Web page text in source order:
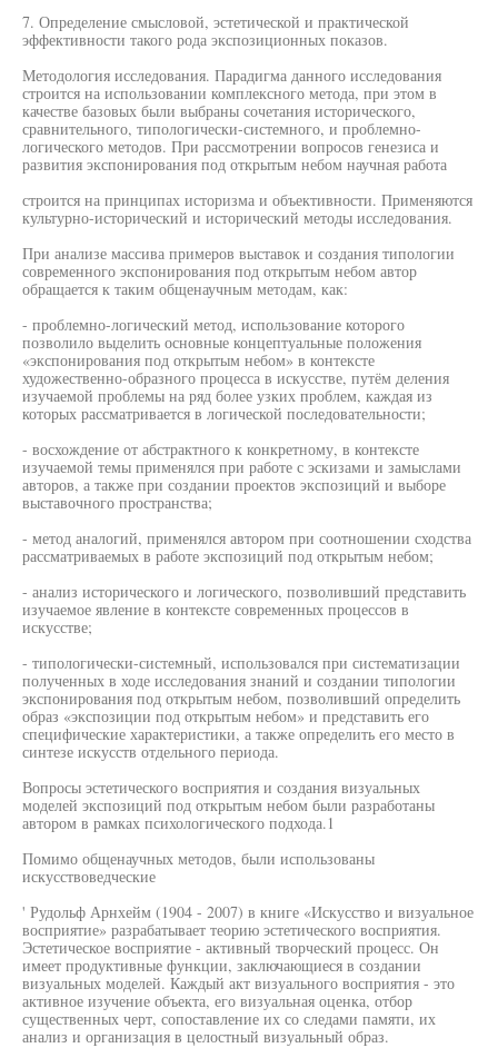
7. Определение смысловой, эстетической и практической
эффективности такого рода экспозиционных показов.
Методология исследования. Парадигма данного исследования
строится на использовании комплексного метода, при этом в
качестве базовых были выбраны сочетания исторического,
сравнительного, типологически-системного, и проблемно-
логического методов. При рассмотрении вопросов генезиса и
развития экспонирования под открытым небом научная работа
строится на принципах историзма и объективности. Применяются
культурно-исторический и исторический методы исследования.
При анализе массива примеров выставок и создания типологии
современного экспонирования под открытым небом автор
обращается к таким общенаучным методам, как:
- проблемно-логический метод, использование которого
позволило выделить основные концептуальные положения
«экспонирования под открытым небом» в контексте
художественно-образного процесса в искусстве, путём деления
изучаемой проблемы на ряд более узких проблем, каждая из
которых рассматривается в логической последовательности;
- восхождение от абстрактного к конкретному, в контексте
изучаемой темы применялся при работе с эскизами и замыслами
авторов, а также при создании проектов экспозиций и выборе
выставочного пространства;
- метод аналогий, применялся автором при соотношении сходства
рассматриваемых в работе экспозиций под открытым небом;
- анализ исторического и логического, позволивший представить
изучаемое явление в контексте современных процессов в
искусстве;
- типологически-системный, использовался при систематизации
полученных в ходе исследования знаний и создании типологии
экспонирования под открытым небом, позволивший определить
образ «экспозиции под открытым небом» и представить его
специфические характеристики, а также определить его место в
синтезе искусств отдельного периода.
Вопросы эстетического восприятия и создания визуальных
моделей экспозиций под открытым небом были разработаны
автором в рамках психологического подхода.1
Помимо общенаучных методов, были использованы
искусствоведческие
' Рудольф Арнхейм (1904 - 2007) в книге «Искусство и визуальное
восприятие» разрабатывает теорию эстетического восприятия.
Эстетическое восприятие - активный творческий процесс. Он
имеет продуктивные функции, заключающиеся в создании
визуальных моделей. Каждый акт визуального восприятия - это
активное изучение объекта, его визуальная оценка, отбор
существенных черт, сопоставление их со следами памяти, их
анализ и организация в целостный визуальный образ.